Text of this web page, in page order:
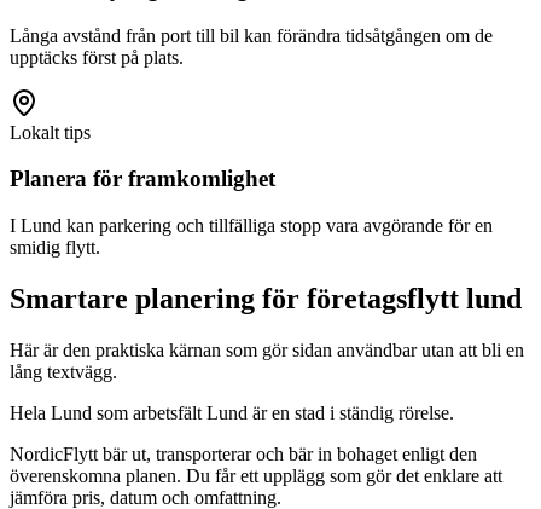
Långa avstånd från port till bil kan förändra tidsåtgången om de
upptäcks först på plats.
Lokalt tips
Planera för framkomlighet
I Lund kan parkering och tillfälliga stopp vara avgörande för en
smidig flytt.
Smartare planering för företagsflytt lund
Här är den praktiska kärnan som gör sidan användbar utan att bli en
lång textvägg.
Hela Lund som arbetsfält Lund är en stad i ständig rörelse.
NordicFlytt bär ut, transporterar och bär in bohaget enligt den
överenskomna planen. Du får ett upplägg som gör det enklare att
jämföra pris, datum och omfattning.